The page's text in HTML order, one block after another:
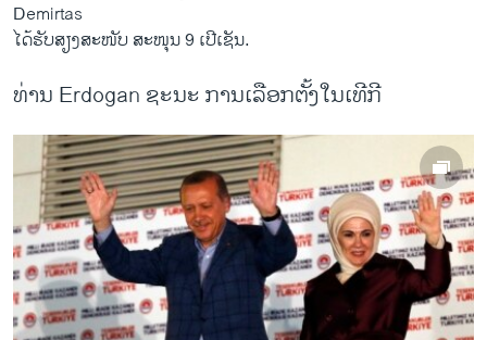
Demirtas
ໄດ້​ຮັບສຽງ​ສະໜັບ ສະໜຸນ 9 ​ເປີ​ເຊັນ.
ທ່ານ Erdogan ຊະນະ ການເລືອກຕັ້ງໃນເທີກີ